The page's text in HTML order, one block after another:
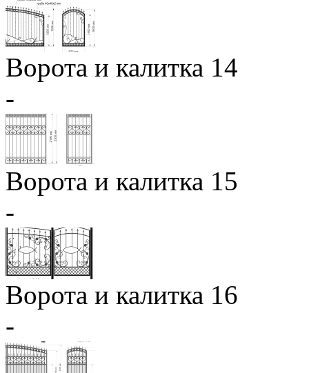
Ворота и калитка 14
-
Ворота и калитка 15
-
Ворота и калитка 16
-